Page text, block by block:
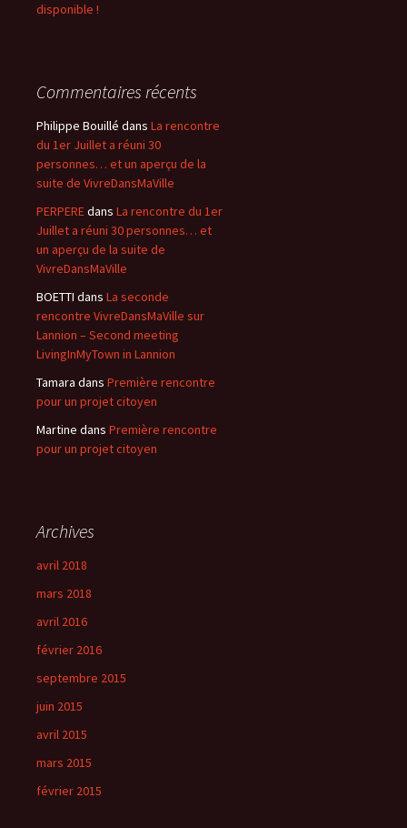
disponible !
Commentaires récents
Philippe Bouillé dans La rencontre
du 1er Juillet a réuni 30
personnes… et un aperçu de la
suite de VivreDansMaVille
PERPEREdans La rencontre du 1er
Juillet a réuni 30 personnes… et
un aperçu de la suite de
VivreDansMaVille
BOETTI dans La seconde
rencontre VivreDansMaVille sur
Lannion – Second meeting
LivingInMyTown in Lannion
Tamara dans Première rencontre
pour un projet citoyen
Martine dans Première rencontre
pour un projet citoyen
Archives
avril 2018
mars 2018
avril 2016
février 2016
septembre 2015
juin 2015
avril 2015
mars 2015
février 2015